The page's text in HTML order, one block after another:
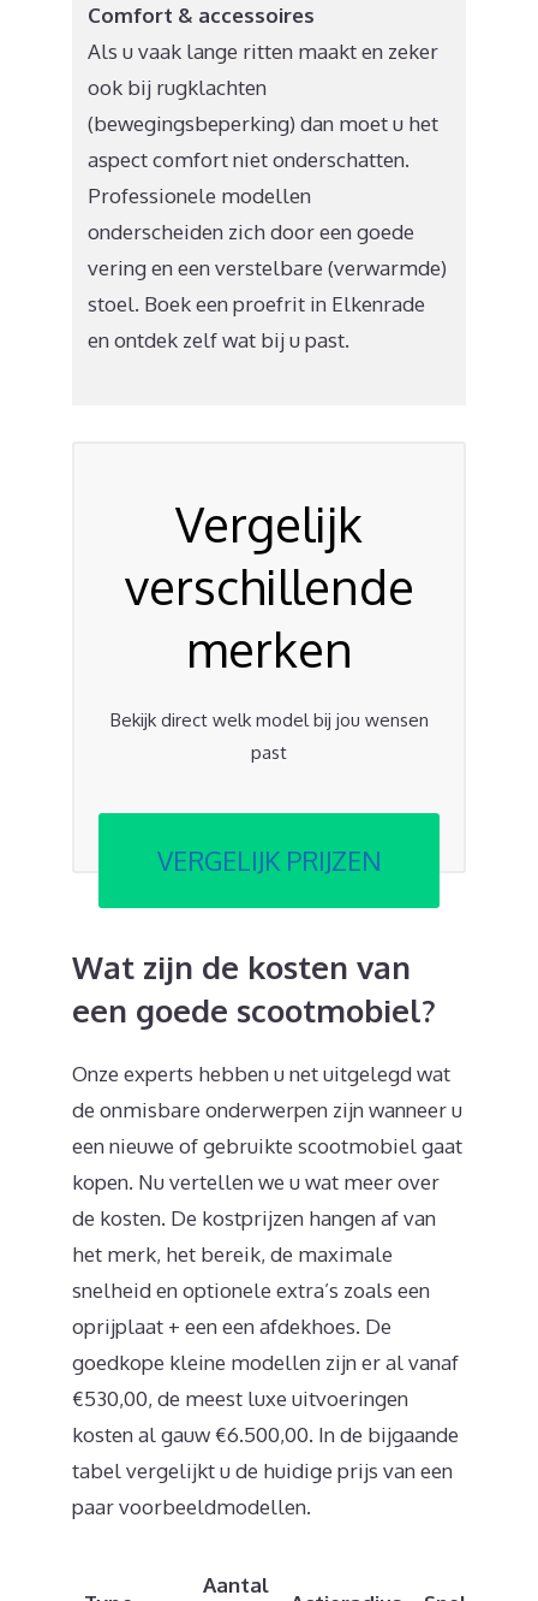
Comfort & accessoires
Als u vaak lange ritten maakt en zeker
ook bij rugklachten
(bewegingsbeperking) dan moet u het
aspect comfort niet onderschatten.
Professionele modellen
onderscheiden zich door een goede
vering en een verstelbare (verwarmde)
stoel. Boek een proefrit in Elkenrade
en ontdek zelf wat bij u past.
Vergelijk
verschillende
merken
Bekijk direct welk model bij jou wensen
past
VERGELIJK PRIJZEN
Wat zijn de kosten van
een goede scootmobiel?
Onze experts hebben u net uitgelegd wat
de onmisbare onderwerpen zijn wanneer u
een nieuwe of gebruikte scootmobiel gaat
kopen. Nu vertellen we u wat meer over
de kosten. De kostprijzen hangen af van
het merk, het bereik, de maximale
snelheid en optionele extra’s zoals een
oprijplaat + een een afdekhoes. De
goedkope kleine modellen zijn er al vanaf
€530,00, de meest luxe uitvoeringen
kosten al gauw €6.500,00. In de bijgaande
tabel vergelijkt u de huidige prijs van een
paar voorbeeldmodellen.
Aantal